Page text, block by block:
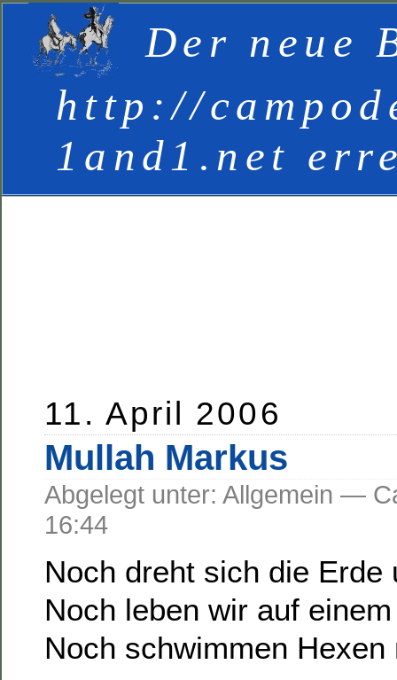
Der neue
http://
1and1.net
11. April 2006
Mullah Markus
Abgelegt unter: Allgemein —
16:44
Noch dreht sich die Erde
Noch leben wir auf
Noch schwimmen Hexen